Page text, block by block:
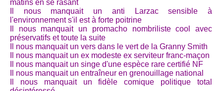
matins en se rasant
Il nous manquait un anti Larzac sensible à
l'environnement s'il est à forte poitrine
Il nous manquait un promacho nombriliste cool avec
préservatifs et toute la suite
Il nous manquait un vers dans le vert de la Granny Smith
Il nous manquait un ex modeste ex serviteur franc-maçon
Il nous manquait un singe d'une espèce rare certifié NF
Il nous manquait un entraîneur en grenouillage national
Il nous manquait un fidèle comique politique total